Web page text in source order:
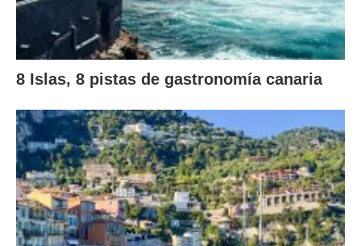
8 Islas, 8 pistas de gastronomía canaria